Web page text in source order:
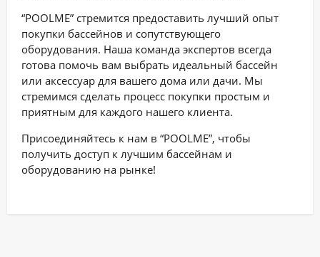
“POOLME” стремится предоставить лучший опыт
покупки бассейнов и сопутствующего
оборудования. Наша команда экспертов всегда
готова помочь вам выбрать идеальный бассейн
или аксессуар для вашего дома или дачи. Мы
стремимся сделать процесс покупки простым и
приятным для каждого нашего клиента.
Присоединяйтесь к нам в “POOLME”, чтобы
получить доступ к лучшим бассейнам и
оборудованию на рынке!